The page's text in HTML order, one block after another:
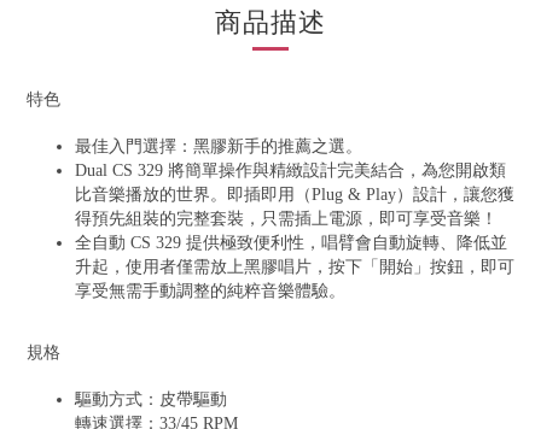
商品描述
特色
最佳入門選擇：黑膠新手的推薦之選。
Dual CS 329 將簡單操作與精緻設計完美結合，為您開啟類
比音樂播放的世界。即插即用（Plug & Play）設計，讓您獲
得預先組裝的完整套裝，只需插上電源，即可享受音樂！
全自動 CS 329 提供極致便利性，唱臂會自動旋轉、降低並
升起，使用者僅需放上黑膠唱片，按下「開始」按鈕，即可
享受無需手動調整的純粹音樂體驗。
規格
驅動方式：皮帶驅動
轉速選擇：33/45 RPM